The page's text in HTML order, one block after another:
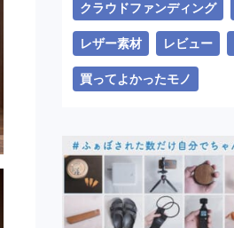
クラウドファンディング
レザー素材 レビュー
買ってよかったモノ